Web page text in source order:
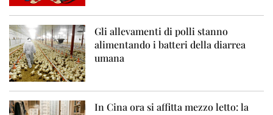
Gli allevamenti di polli stanno
alimentando i batteri della diarrea
umana
In Cina ora si affitta mezzo letto: la